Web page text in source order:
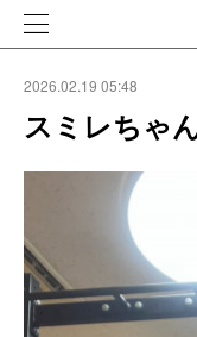
2026.02.19 05:48
スミレちゃ